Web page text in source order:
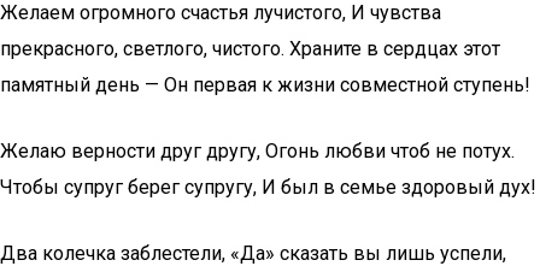
Желаем огромного счастья лучистого, И чувства
прекрасного, светлого, чистого. Храните в сердцах этот
памятный день — Он первая к жизни совместной ступень!
Желаю верности друг другу, Огонь любви чтоб не потух.
Чтобы супруг берег супругу, И был в семье здоровый дух!
Два колечка заблестели, «Да» сказать вы лишь успели,